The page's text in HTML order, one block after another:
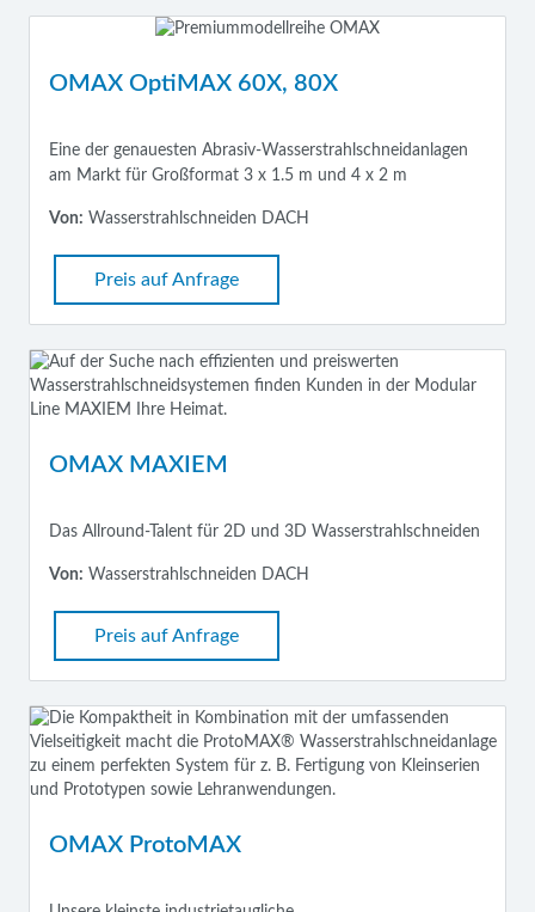
OMAX OptiMAX 60X, 80X
Eine der genauesten Abrasiv-Wasserstrahlschneidanlagen
am Markt für Großformat 3 x 1.5 m und 4 x 2 m
Von: Wasserstrahlschneiden DACH
Preis auf Anfrage
OMAX MAXIEM
Das Allround-Talent für 2D und 3D Wasserstrahlschneiden
Von: Wasserstrahlschneiden DACH
Preis auf Anfrage
OMAX ProtoMAX